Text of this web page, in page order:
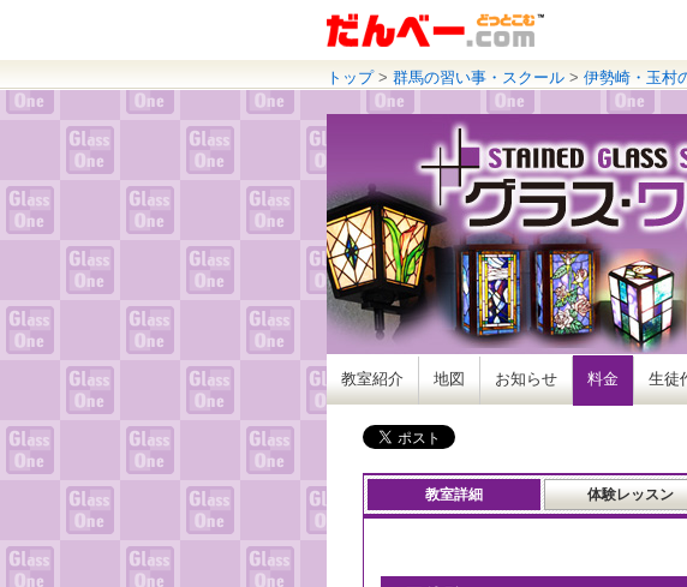
トップ> 群馬の習い事・スクール > 伊勢崎・玉村
教室紹介 地図 お知らせ 料金 生徒
教室詳細 体験レッスン